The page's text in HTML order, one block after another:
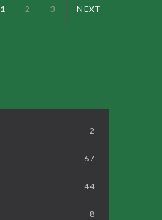
1 2 3 NEXT
2
67
44
8